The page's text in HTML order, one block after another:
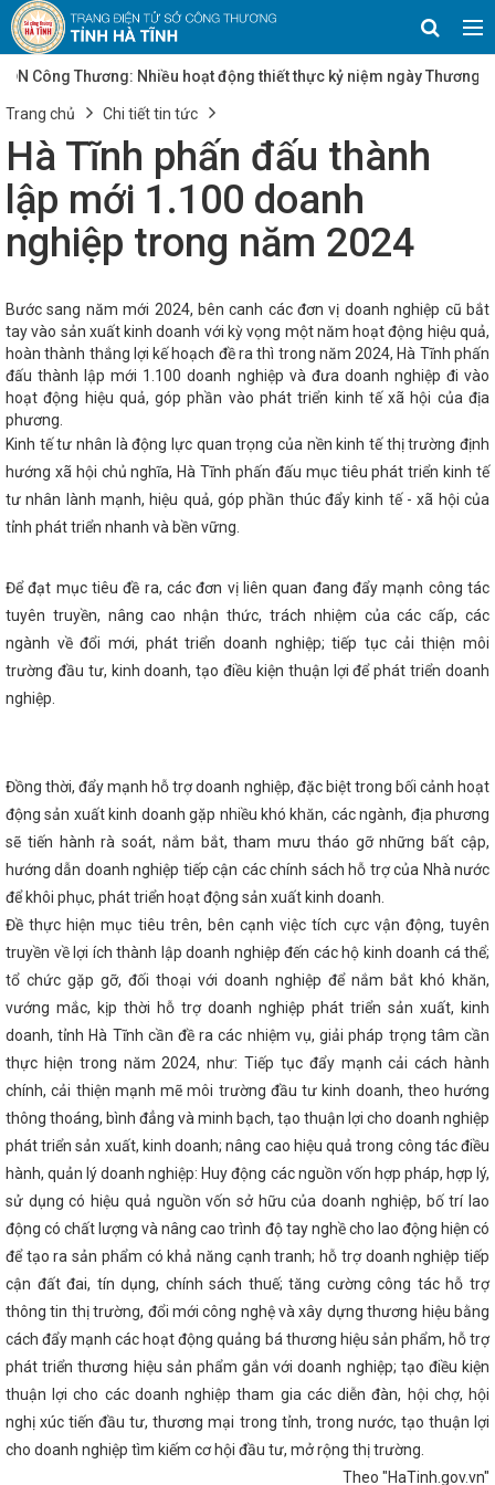
Công Thương: Nhiều hoạt động thiết thực kỷ niệm ngày Thương
Tạo đà thúc đẩy sản xuất công nghiệp Hà Tĩnh
giá lựa chọn chủ đầu tư xây dựng hạ tầng kỹ thuật cụm công
Tĩnh
Hơn 30 sản phẩm tiêu biểu tỉnh Hà Tĩnh tham gia trưng
Hội chợ Triển lãm sản phẩm OCOP Quảng Ngãi năm 2023
về an toàn, vệ sinh lao động (ATVSLĐ) năm 2025
50% tòa nhà công sở lắp đặt điện mặt trời mái nhà
mạnh mẽ và những động lực tăng trưởng mới
Thành kính
mất Hải Thượng Lãn Ông Lê Hữu Trác
Đại hội Đảng bộ tỉnh Hà
diện tích 30 ha
Bí thư Tỉnh ủy thăm, tặng quà Trung tâm từ
các biện pháp cấp bách khắc phục hậu quả cơn bão số 10 và
Hà Tĩnh mong muốn JETRO kết nối nhà đầu tư Nhật Bản vào địa bàn
thành đề án bỏ thanh tra cấp huyện
Hà Tĩnh có 2 sản phẩm
công nghiệp nông thôn tiêu biểu cấp quốc gia lần thứ VI - năm
Chương trình khuyến công 2026–2030, thúc đẩy công nghiệp
tế xanh và chuyển đổi số
Để người Việt tin dùng hàng Việt
hình Hà Tĩnh)
Tôn vinh 108 sản phẩm CNNT tiêu biểu
định bản sắc, nâng tầm giá trị hàng Việt
“Phủ sóng” thương
Hợp tác phát triển KT-XH giữa TP Hồ Chí Minh với Hà Tĩnh và một
10 dấu ấn nổi bật của Hà Tĩnh năm 2024
VinFast khai
HÀ TĨNH TRIỂN KHAI CHƯƠNG TRÌNH HÀNH ĐỘNG QUỐC GIA
Kinh tế Hà Tĩnh 3 tháng đầu năm tiếp tục xu hướng phục hồi
cơ cấu Chính phủ nhiệm kỳ 2021-2026
Toàn văn phát biểu
13 của Tổng Bí thư Tô Lâm
Thủ tướng Phạm Minh Chính
cấp Nhà nước đến Ấn Độ
Sáng nay Quốc hội chốt mô hình
họp phiên bế mạc
Vingroup thành lập công ty sản xuất thép
10.000 tỷ đồng
gia trưng bày, giới thiệu, quảng bá sản phẩm tại Hội chợ quốc tế
tư Hành lang kinh tế Đông Tây (EWEC) - Đà Nẵng 2024
Hội
Hồng Diên và đồng chí Trần Cương, Bí thư Khu ủy Khu tự trị dân
Quốc
Chủ tịch Quốc hội Vương Đình Huệ kiểm tra sản xuất
Ban Chấp hành Đảng bộ tỉnh Hà Tĩnh công bố các quyết định về
KHAI MẠC LỚP HUẤN LUYỆN KỸ THUẬT AN TOÀN VẬT LIỆU NỔ
Hà Tĩnh thông báo điều chỉnh thời gian đại hội Đảng nhiệm kỳ
về áp dụng, sử dụng văn bản, giấy tờ đã được ban hành trước khi
CCQ&DN tỉnh tổ chức Hội thi Dân vận khéo năm 2024
Costa
73 công nhận Việt Nam là quốc gia có nền kinh tế thị trường
Hà Tĩnh - 20 năm một chặng đường
Sớm có chính sách ưu
điện
Nâng cao chất lượng công tác tham mưu, phục vụ của
nguyên chuyển đổi số
Nhiều cơ hội thu hút đầu tư, thương mại
Công ty TNHH MTV Vận hành hệ thống điện và thị trường điện
phụ nữ và bình đẳng giới là nhiệm vụ chính trị trọng tâm, xuyên
ĐỘNG CÔNG THƯƠNG QUÝ I NĂM 2023
Tổ chức các hoạt động
người tiêu dùng Việt Nam năm 2025
Chủ tịch UBND tỉnh ban
động triển khai các biện pháp ứng phó với bão số 12 và mưa lũ
đồng hành cùng Hà Tĩnh trong giai đoạn phát triển mới
hiệu suất kinh doanh nhờ ứng dụng mạnh mẽ chuyển đổi số
lượt cài đặt
Hà Tĩnh phấn đấu thành lập mới 1.100 doanh
‘Cú hích’ lớn cho thương hiệu Hà Tĩnh tại Hội chợ Mùa Thu 2025
lộ trình cung ứng xăng E10 trên toàn quốc từ 01/6/2026
hào quê hương Hà Tĩnh”
Tổ chức thành công Đại hội Chi
kỳ 2024-2027
Khai mạc Hội chợ triển lãm hàng công
khu vực phía Bắc năm 2022
Khai mạc Phiên đàm phán lần thứ
mại Tự do ASEAN-Trung Quốc (ACFTA)
Lễ chuyển giao
điện Quốc gia về Bộ Công Thương
CĐN Công Thương Hà
vầy – Xuân chia sẻ” năm 2024 mang đến nhiều niềm vui, tình
người lao động
Công bố thành lập Đảng bộ Ban Tuyên giáo và
Gần 100 sản phẩm đặc trưng của Hà Tĩnh tham gia Hội chợ mùa
CÁO BÁO CHÍ VỀ HỘI NGHỊ TRỰC TUYẾN KHỐI CÔNG THƯƠNG ĐỊA
THÚC ĐẨY PHÁT TRIỂN SẢN XUẤT KINH DOANH VÀ XUẤT, NHẬP
hướng, nhiệm vụ trọng tâm Quý II năm 2025
Đặc sản Hà
Trang chủ Chi tiết tin tức
Hà Tĩnh phấn đấu thành
lập mới 1.100 doanh
nghiệp trong năm 2024
Bước sang năm mới 2024, bên canh các đơn vị doanh nghiệp cũ bắt
tay vào sản xuất kinh doanh với kỳ vọng một năm hoạt động hiệu quả,
hoàn thành thắng lợi kế hoạch đề ra thì trong năm 2024, Hà Tĩnh phấn
đấu thành lập mới 1.100 doanh nghiệp và đưa doanh nghiệp đi vào
hoạt động hiệu quả, góp phần vào phát triển kinh tế xã hội của địa
phương.
Kinh tế tư nhân là động lực quan trọng của nền kinh tế thị trường định
hướng xã hội chủ nghĩa, Hà Tĩnh phấn đấu mục tiêu phát triển kinh tế
tư nhân lành mạnh, hiệu quả, góp phần thúc đẩy kinh tế - xã hội của
tỉnh phát triển nhanh và bền vững.
Để đạt mục tiêu đề ra, các đơn vị liên quan đang đẩy mạnh công tác
tuyên truyền, nâng cao nhận thức, trách nhiệm của các cấp, các
ngành về đổi mới, phát triển doanh nghiệp; tiếp tục cải thiện môi
trường đầu tư, kinh doanh, tạo điều kiện thuận lợi để phát triển doanh
nghiệp.
Đồng thời, đẩy mạnh hỗ trợ doanh nghiệp, đặc biệt trong bối cảnh hoạt
động sản xuất kinh doanh gặp nhiều khó khăn, các ngành, địa phương
sẽ tiến hành rà soát, nắm bắt, tham mưu tháo gỡ những bất cập,
hướng dẫn doanh nghiệp tiếp cận các chính sách hỗ trợ của Nhà nước
để khôi phục, phát triển hoạt động sản xuất kinh doanh.
Đề thực hiện mục tiêu trên, bên cạnh việc tích cực vận động, tuyên
truyền về lợi ích thành lập doanh nghiệp đến các hộ kinh doanh cá thể;
tổ chức gặp gỡ, đối thoại với doanh nghiệp để nắm bắt khó khăn,
vướng mắc, kịp thời hỗ trợ doanh nghiệp phát triển sản xuất, kinh
doanh, tỉnh Hà Tĩnh cần đề ra các nhiệm vụ, giải pháp trọng tâm cần
thực hiện trong năm 2024, như: Tiếp tục đẩy mạnh cải cách hành
chính, cải thiện mạnh mẽ môi trường đầu tư kinh doanh, theo hướng
thông thoáng, bình đẳng và minh bạch, tạo thuận lợi cho doanh nghiệp
phát triển sản xuất, kinh doanh; nâng cao hiệu quả trong công tác điều
hành, quản lý doanh nghiệp: Huy động các nguồn vốn hợp pháp, hợp lý,
sử dụng có hiệu quả nguồn vốn sở hữu của doanh nghiệp, bố trí lao
động có chất lượng và nâng cao trình độ tay nghề cho lao động hiện có
để tạo ra sản phẩm có khả năng cạnh tranh; hỗ trợ doanh nghiệp tiếp
cận đất đai, tín dụng, chính sách thuế; tăng cường công tác hỗ trợ
thông tin thị trường, đổi mới công nghệ và xây dựng thương hiệu bằng
cách đẩy mạnh các hoạt động quảng bá thương hiệu sản phẩm, hỗ trợ
phát triển thương hiệu sản phẩm gắn với doanh nghiệp; tạo điều kiện
thuận lợi cho các doanh nghiệp tham gia các diễn đàn, hội chợ, hội
nghị xúc tiến đầu tư, thương mại trong tỉnh, trong nước, tạo thuận lợi
cho doanh nghiệp tìm kiếm cơ hội đầu tư, mở rộng thị trường.
Theo "HaTinh.gov.vn"